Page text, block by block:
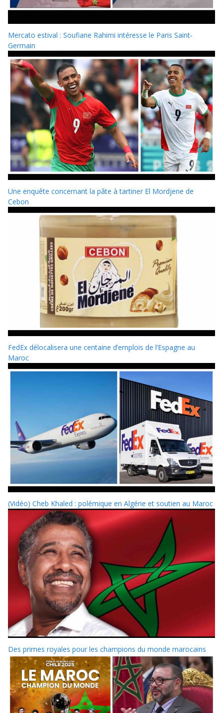
Mercato estival : Soufiane Rahimi intéresse le Paris Saint-
Germain
Une enquête concernant la pâte à tartiner El Mordjene de
Cebon
FedEx délocalisera une centaine d’emplois de l’Espagne au
Maroc
(Vidéo) Cheb Khaled : polémique en Algérie et soutien au Maroc
Des primes royales pour les champions du monde marocains